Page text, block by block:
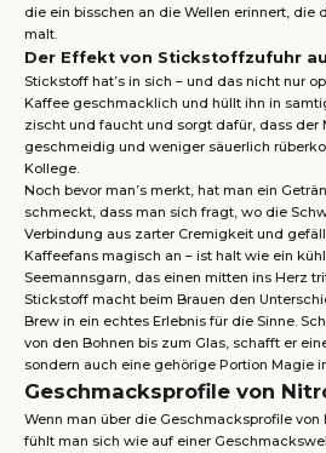
die ein bisschen an die Wellen erinnert, die
malt.
Der Effekt von Stickstoffzufuhr
Stickstoff hat’s in sich – und das nicht nur
Kaffee geschmacklich und hüllt ihn in
zischt und faucht und sorgt dafür, dass der
geschmeidig und weniger säuerlich
Kollege.
Noch bevor man’s merkt, hat man ein
schmeckt, dass man sich fragt, wo die
Verbindung aus zarter Cremigkeit und
Kaffeefans magisch an – ist halt wie ein
Seemannsgarn, das einen mitten ins Herz
Stickstoff macht beim Brauen den
Brew in ein echtes Erlebnis für die Sinne.
von den Bohnen bis zum Glas, schafft er
sondern auch eine gehörige Portion Magie
Geschmacksprofile von
Wenn man über die Geschmacksprofile von
fühlt man sich wie auf einer